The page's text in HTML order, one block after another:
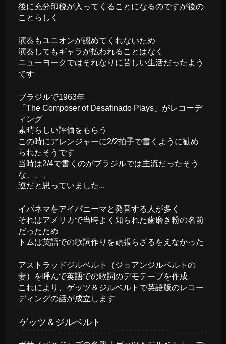
後に充分印税が入ってくることになるのですが後の
ことらしく
演奏もユニオンが認めてくれないため
演奏してもギャラが払われることはなく
ニューヨークではそれなりに苦しい生活だったよう
です
ブラジルで1963年
「The Composer of Desafinado Plays」がレコーデ
ィング
素晴らしい評価をもらう
この時にアレンジャーに2/2拍子で書くように勧め
られたそうです
当時は2/4で書くのがブラジルでは主流だったそう
な、、、
逆だと思っていました,,,
イパネマをアイパニーマと発音する人が多く
それはアメリカで当時よく知られた歯磨き粉の名前
だったため
トムは英語での歌詞作りを頑張らざるをえなかった
アストラッドジルベルト（ジョアンジルベルトの
妻）を呼んで英語での歌詞のデモテープを作成
これにより、ゲッツ＆ジルベルトで英語版のレコー
ディングの話が成立します
ゲッツ＆ジルベルト